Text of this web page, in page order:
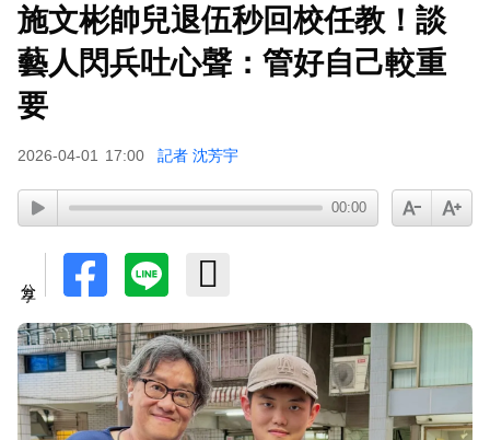
施文彬帥兒退伍秒回校任教！談
藝人閃兵吐心聲：管好自己較重
要
2026-04-01 17:00 記者 沈芳宇
00:00